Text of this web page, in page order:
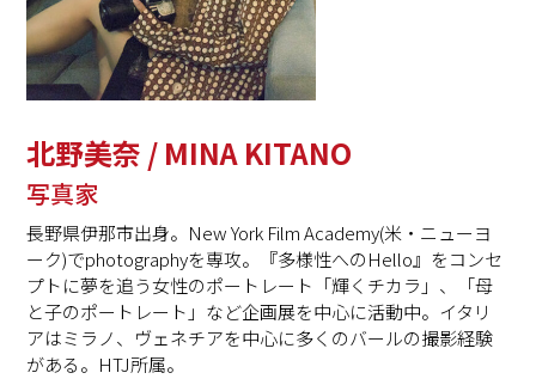
北野美奈 / MINA KITANO
写真家
長野県伊那市出身。New York Film Academy(米・ニューヨ
ーク)でphotographyを専攻。『多様性へのHello』をコンセ
プトに夢を追う女性のポートレート「輝くチカラ」、「母
と子のポートレート」など企画展を中心に活動中。イタリ
アはミラノ、ヴェネチアを中心に多くのバールの撮影経験
がある。HTJ所属。